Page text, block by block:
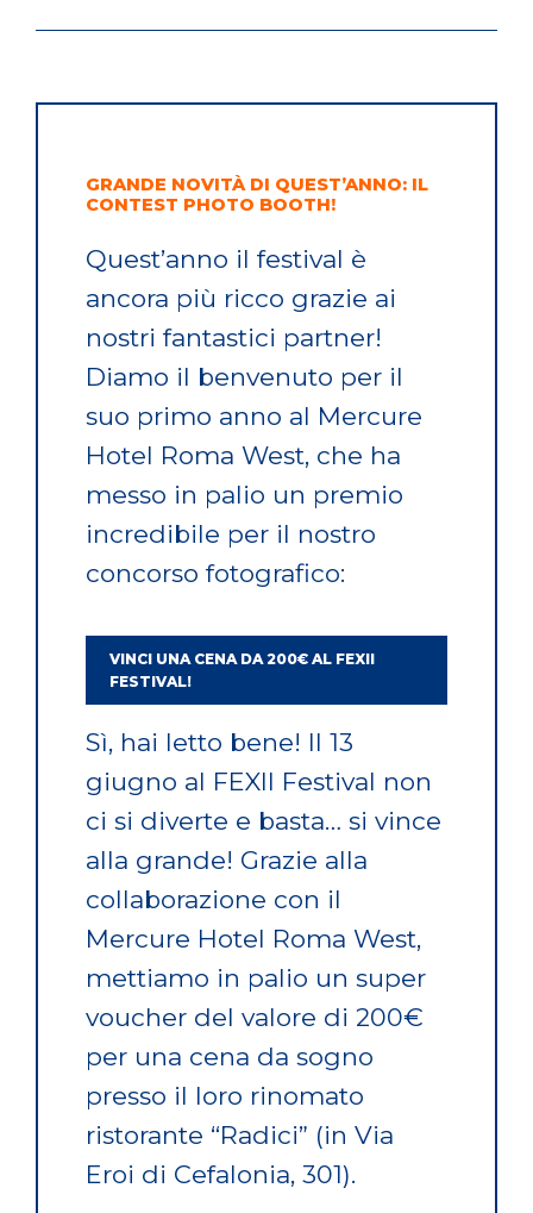
GRANDE NOVITÀ DI QUEST’ANNO: IL
CONTEST PHOTO BOOTH!
Quest’anno il festival è
ancora più ricco grazie ai
nostri fantastici partner!
Diamo il benvenuto per il
suo primo anno al Mercure
Hotel Roma West, che ha
messo in palio un premio
incredibile per il nostro
concorso fotografico:
VINCI UNA CENA DA 200€ AL FEXII
FESTIVAL!
Sì, hai letto bene! Il 13
giugno al FEXII Festival non
ci si diverte e basta… si vince
alla grande! Grazie alla
collaborazione con il
Mercure Hotel Roma West,
mettiamo in palio un super
voucher del valore di 200€
per una cena da sogno
presso il loro rinomato
ristorante “Radici” (in Via
Eroi di Cefalonia, 301).